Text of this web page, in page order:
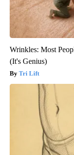
Wrinkles: Most
(It's Genius)
Tri Lift